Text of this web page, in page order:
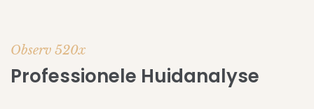
Observ 520x
Professionele Huidanalyse